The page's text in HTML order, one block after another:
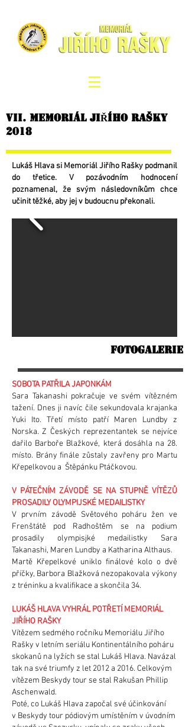
VIi. MEMORIÁL JIŘÍHO RAŠKY
2018
Lukáš Hlava si Memoriál Jiřího Rašky podmanil
do třetice. V pozávodním hodnocení
poznamenal, že svým následovníkům chce
učinit těžké, aby jej v budoucnu překonali.
FOTOGALERIE
SOBOTA PATŘILA JAPONKÁM
Sara Takanashi pokračuje ve svém vítězném
tažení. Dnes ji navíc čile sekundovala krajanka
Yuki Ito. Třetí místo patří Maren Lundby z
Norska. Z Českých reprezentantek se nejvíce
dařilo Barboře Blažkové, která dosáhla na 28.
místo. Brány finále zůstaly zavřeny pro Martu
Křepelkovou a Štěpánku Ptáčkovou.
V PÁTEČNÍM ZÁVODĚ SE NA STUPNĚ VÍTĚZŮ
PROSADILY OLYMPIJSKÉ MEDAILISTKY
V prvním závodě Světového poháru žen ve
Frenštátě pod Radhoštěm se na podium
prosadily olympisjké medailistky Sara
Takanashi, Maren Lundby a Katharina Althaus.
Martě Křepelkové uniklo finálové kolo o dvě
příčky, Barbora Blažková nezopakovala výkony
z tréninku a kvalifikace a skončila 34.
LUKÁŠ HLAVA VYHRÁL POTŘETÍ MEMORIÁL
JIŘÍHO RAŠKY
Vítězem sedmého ročníku Memoriálu Jiřího
Rašky v letním seriálu Kontinentálního poháru
skokanů na lyžích se stal Lukáš Hlava. Navázal
tak na své triumfy z let 2012 a 2016. Celkovým
vítězem Beskydy tour se stal Rakušan Phillip
Aschenwald.
Poté, co Lukáš Hlava započal své účinkování
v Beskydy tour pódiovým umístěním v úvodním